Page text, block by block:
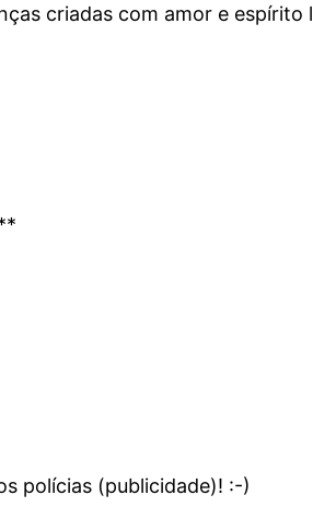
criadas com amor e espírito
polícias (publicidade)! :-)